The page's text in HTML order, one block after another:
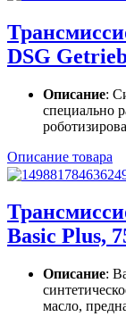
DSG
Описание:
специально
Описание товара
Basic Plus,
Описание:
масло,